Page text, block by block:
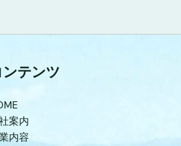
ンテンツ
案内
内容